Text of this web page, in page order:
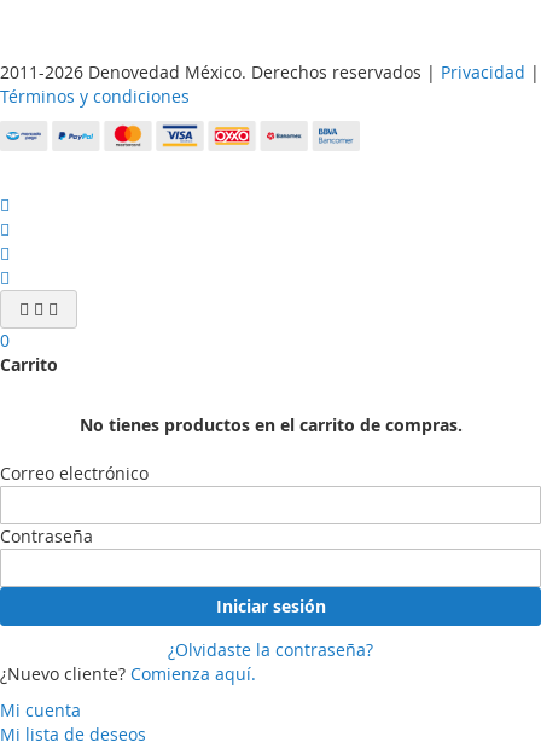
2011-2026 Denovedad México. Derechos reservados | Privacidad |
Términos y condiciones
0
Carrito
No tienes productos en el carrito de compras.
Correo electrónico
Contraseña
Iniciar sesión
¿Olvidaste la contraseña?
¿Nuevo cliente? Comienza aquí.
Mi cuenta
Mi lista de deseos